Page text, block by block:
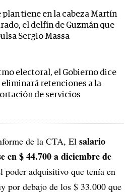
plan tiene en la cabeza Martín
el delfín de Guzmán que
Sergio Massa
electoral, el Gobierno dice
eliminará retenciones a la
de servicios
de la CTA, El salario
en$ 44.700a diciembre de
poder adquisitivo que tenía en
por debajo de los $ 33.000 que